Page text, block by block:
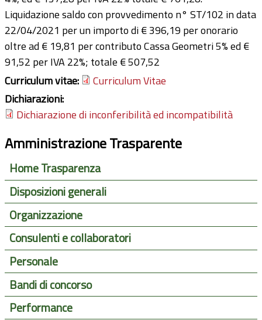
Liquidazione saldo con provvedimento n° ST/102 in data
22/04/2021 per un importo di € 396,19 per onorario
oltre ad € 19,81 per contributo Cassa Geometri 5% ed €
91,52 per IVA 22%; totale € 507,52
Curriculum vitae:
Curriculum Vitae
Dichiarazioni:
Dichiarazione di inconferibilità ed incompatibilità
Amministrazione Trasparente
Home Trasparenza
Disposizioni generali
Organizzazione
Consulenti e collaboratori
Personale
Bandi di concorso
Performance